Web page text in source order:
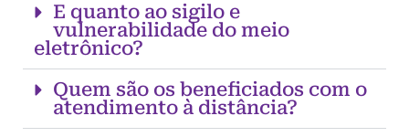
E quanto ao sigilo e
vulnerabilidade do meio
eletrônico?
Quem são os beneficiados com o
atendimento à distância?